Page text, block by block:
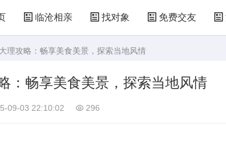
临沧相亲 找对象 免费交友
理攻略：畅享美食美景，探索当地风情
：畅享美食美景，探索当地风情
09-03 22:10:02 296